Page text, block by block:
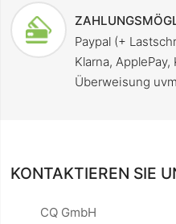
Paypal (+
Klarna,
Überweisung
KONTAKTIEREN SIE
CQ GmbH